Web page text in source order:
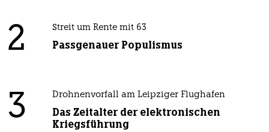
2 Streit um Rente mit 63
Passgenauer Populismus
3 Drohnenvorfall am Leipziger Flughafen
Das Zeitalter der elektronischen
Kriegsführung